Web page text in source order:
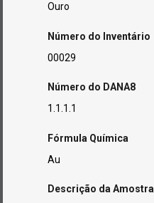
Ouro
Número do Inventário
00029
Número do DANA8
1.1.1.1
Fórmula Química
Au
Descrição da Amostra